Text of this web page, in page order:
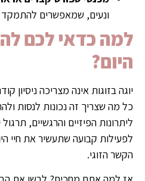
ונעים, שמאפשרים להתמקד
למה כדאי לכם
היום?
יוגה בזוגות אינה מצריכה ניסיון
כל מה שצריך זה נכונות לנסות
ליתרונות הפיזיים והרגשיים,
לפעילות קבועה שתעשיר את חיי
הקשר הזוגי.